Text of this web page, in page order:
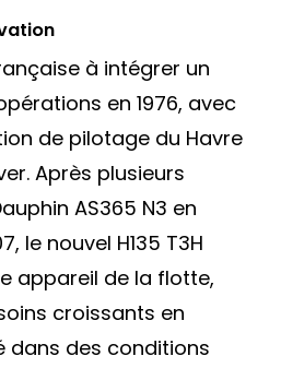
à intégrer un
en 1976, avec
de pilotage du Havre
Après plusieurs
AS365 N3 en
le nouvel H135 T3H
appareil de la flotte,
croissants en
dans des conditions